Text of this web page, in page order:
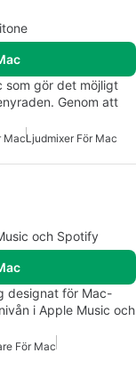
som gör det möjligt
Genom att
MacLjudmixer För Mac
och Spotify
designat för Mac-
i Apple Music och
För Mac